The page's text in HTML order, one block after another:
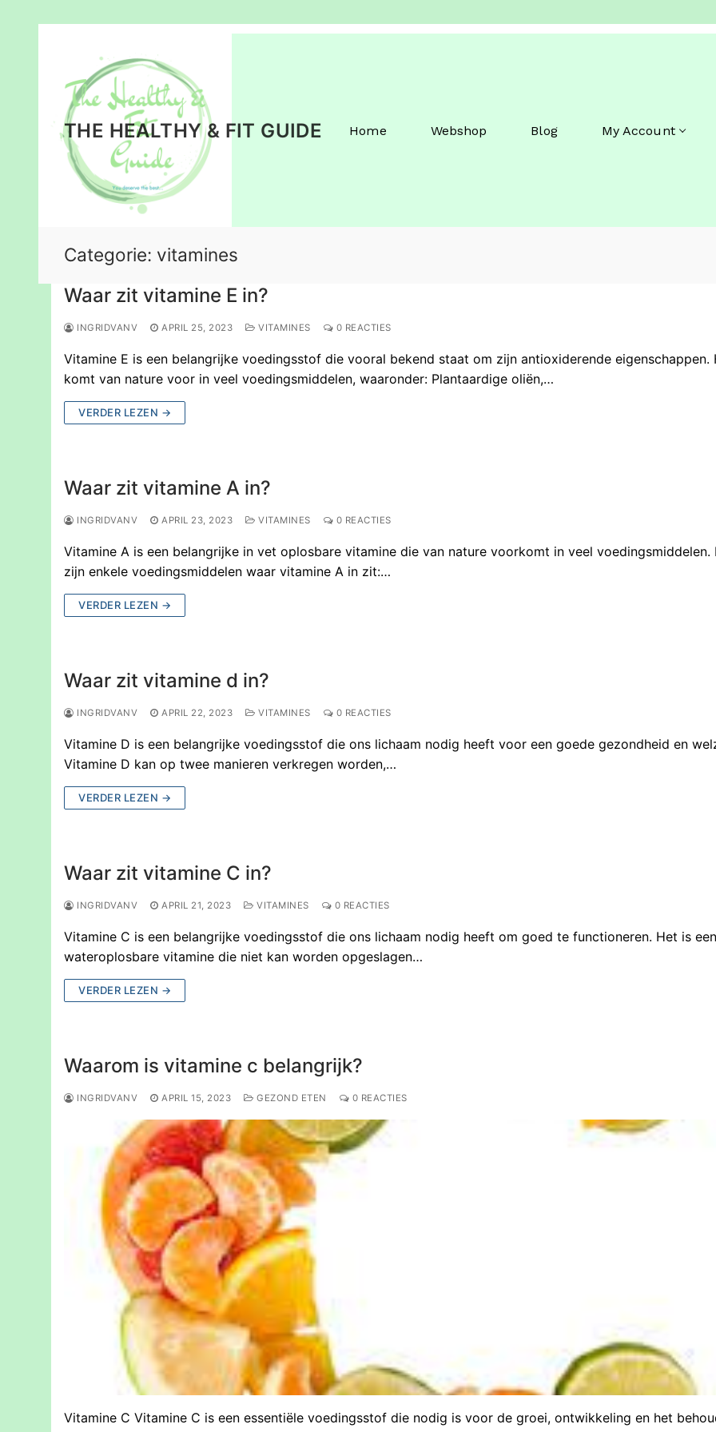
inhoud
THE HEALTHY & FIT GUIDE Home Webshop Blog My Account
Categorie: vitamines
Waar zit vitamine E in?
INGRIDVANV APRIL 25, 2023 VITAMINES 0 REACTIES
Vitamine E is een belangrijke voedingsstof die vooral bekend staat om zijn antioxiderende eigenschappen.
komt van nature voor in veel voedingsmiddelen, waaronder: Plantaardige oliën,…
VERDER LEZEN →
Waar zit vitamine A in?
INGRIDVANV APRIL 23, 2023 VITAMINES 0 REACTIES
Vitamine A is een belangrijke in vet oplosbare vitamine die van nature voorkomt in veel voedingsmiddelen.
zijn enkele voedingsmiddelen waar vitamine A in zit:…
VERDER LEZEN →
Waar zit vitamine d in?
INGRIDVANV APRIL 22, 2023 VITAMINES 0 REACTIES
Vitamine D is een belangrijke voedingsstof die ons lichaam nodig heeft voor een goede gezondheid en
Vitamine D kan op twee manieren verkregen worden,…
VERDER LEZEN →
Waar zit vitamine C in?
INGRIDVANV APRIL 21, 2023 VITAMINES 0 REACTIES
Vitamine C is een belangrijke voedingsstof die ons lichaam nodig heeft om goed te functioneren. Het is een
wateroplosbare vitamine die niet kan worden opgeslagen…
VERDER LEZEN →
Waarom is vitamine c belangrijk?
INGRIDVANV APRIL 15, 2023 GEZOND ETEN 0 REACTIES
Vitamine C Vitamine C is een essentiële voedingsstof die nodig is voor de groei, ontwikkeling en het